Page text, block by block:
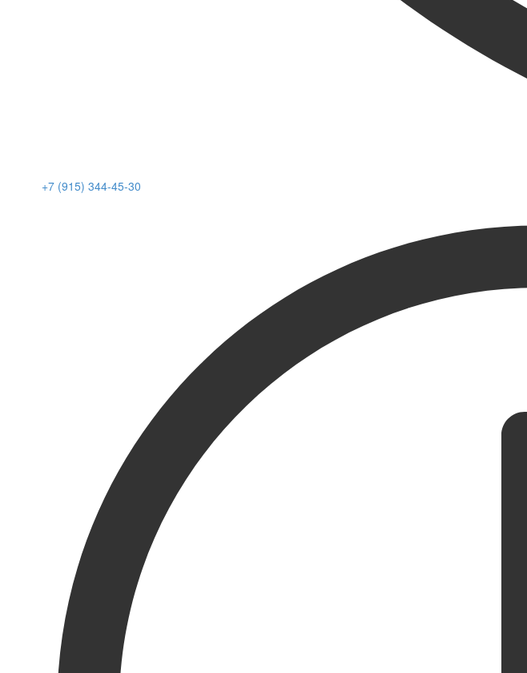
+7 (915) 344-45-30